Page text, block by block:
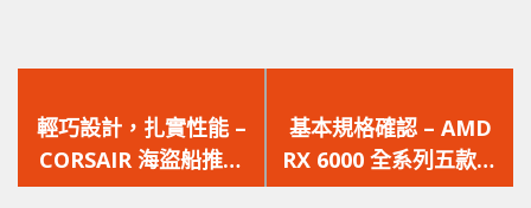
一
篇
文
輕巧設計，扎實性能 –
CORSAIR 海盜船推出
KATAR PRO 遊戲滑鼠
一
篇
文
基本規格確認 – AMD
RX 6000 全系列五款型
號、規格曝光